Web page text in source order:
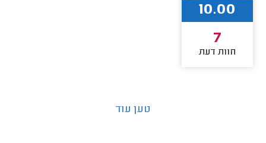
10.00
7
חוות דעת
טען עוד